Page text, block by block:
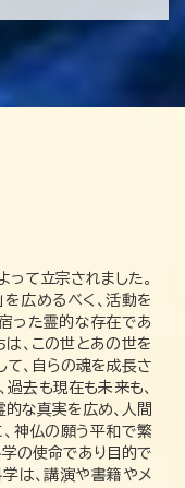
て立宗されました。
を広めるべく、活動を
った霊的な存在であ
は、この世とあの世を
て、自らの魂を成長さ
去も現在も未来も、
的な真実を広め、人間
神仏の願う平和で繁
学の使命であり目的で
は、講演や書籍やメ